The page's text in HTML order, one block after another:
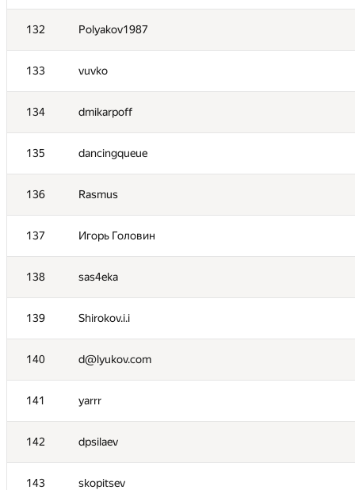
132 Polyakov1987
133 vuvko
134 dmikarpoff
135 dancingqueue
136 Rasmus
137 Игорь Головин
138 sas4eka
139 Shirokov.i.i
140 d@lyukov.com
141 yarrr
142 dpsilaev
143 skopitsev
115 mankaze
116 a.karpov1996
117 tourist
118 xiaotianrandom
119 artur aganov
120 alexey-mil0
121
122 レナドーン ◆NEETSDKASU
123 eduardpi
124
125 sand-martin-y4ndex
126 sementry